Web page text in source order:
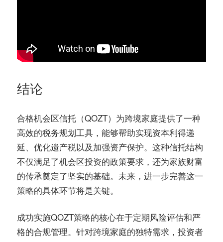
结论
合格机会区信托（QOZT）为跨境家庭提供了一种
高效的税务规划工具，能够帮助实现资本利得递
延、优化遗产税以及加强资产保护。这种信托结构
不仅满足了机会区投资的政策要求，还为家族财富
的传承奠定了坚实的基础。未来，进一步完善这一
策略的具体环节将是关键。
成功实施QOZT策略的核心在于定期风险评估和严
格的合规管理。针对跨境家庭的独特需求，投资者